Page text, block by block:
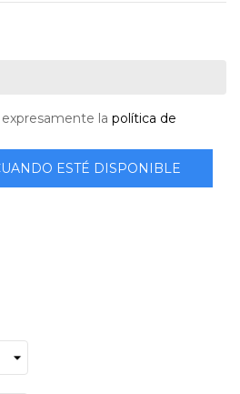
lapolítica de
ESTÉ DISPONIBLE